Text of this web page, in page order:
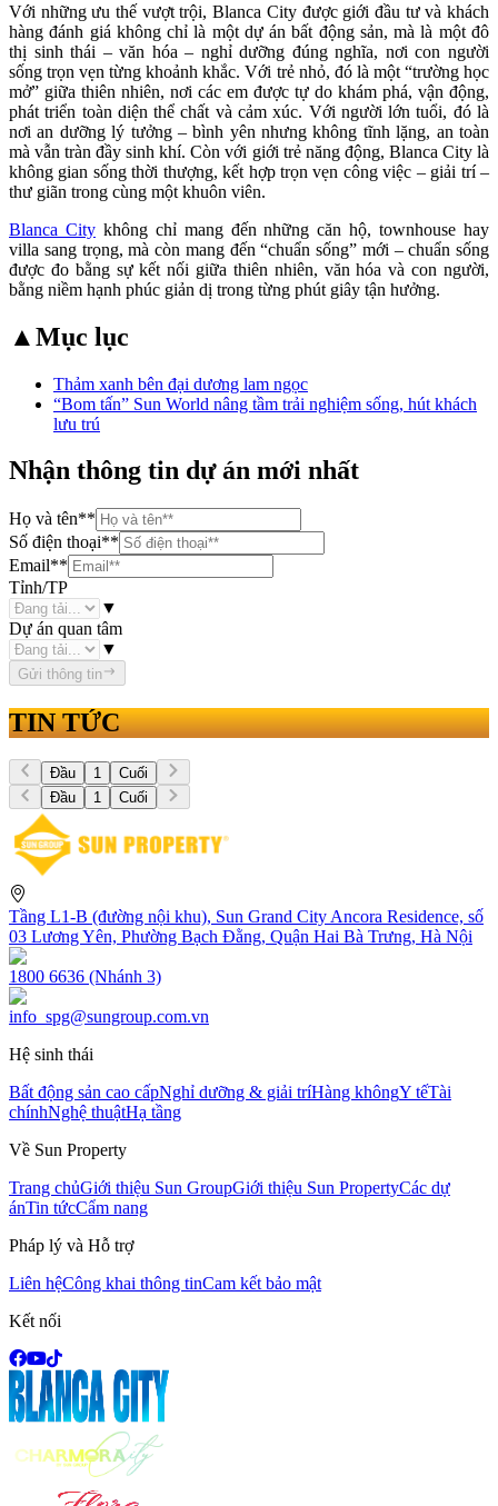
Với những ưu thế vượt trội, Blanca City được giới đầu tư và khách
hàng đánh giá không chỉ là một dự án bất động sản, mà là một đô
thị sinh thái – văn hóa – nghỉ dưỡng đúng nghĩa, nơi con người
sống trọn vẹn từng khoảnh khắc. Với trẻ nhỏ, đó là một “trường học
mở” giữa thiên nhiên, nơi các em được tự do khám phá, vận động,
phát triển toàn diện thể chất và cảm xúc. Với người lớn tuổi, đó là
nơi an dưỡng lý tưởng – bình yên nhưng không tĩnh lặng, an toàn
mà vẫn tràn đầy sinh khí. Còn với giới trẻ năng động, Blanca City là
không gian sống thời thượng, kết hợp trọn vẹn công việc – giải trí –
thư giãn trong cùng một khuôn viên.
Blanca Citykhông chỉ mang đến những căn hộ, townhouse hay
villa sang trọng, mà còn mang đến “chuẩn sống” mới – chuẩn sống
được đo bằng sự kết nối giữa thiên nhiên, văn hóa và con người,
bằng niềm hạnh phúc giản dị trong từng phút giây tận hưởng.
▲Mục lục
Thảm xanh bên đại dương lam ngọc
“Bom tấn” Sun World nâng tầm trải nghiệm sống, hút khách
lưu trú
Nhận thông tin dự án mới nhất
Họ và tên**
Số điện thoại**
Email**
Tỉnh/TP
▼
Dự án quan tâm
▼
Gửi thông tin
TIN TỨC
Đầu 1
Cuối
Đầu
1 Cuối
Tầng L1-B (đường nội khu), Sun Grand City Ancora Residence, số
03 Lương Yên, Phường Bạch Đằng, Quận Hai Bà Trưng, Hà Nội
1800 6636 (Nhánh 3)
info_spg@sungroup.com.vn
Hệ sinh thái
Bất động sản cao cấpNghỉ dưỡng & giải tríHàng khôngY tếTài
chínhNghệ thuậtHạ tầng
Về Sun Property
Trang chủGiới thiệu Sun GroupGiới thiệu Sun PropertyCác dự
ánTin tứcCẩm nang
Pháp lý và Hỗ trợ
Liên hệCông khai thông tinCam kết bảo mật
Kết nối